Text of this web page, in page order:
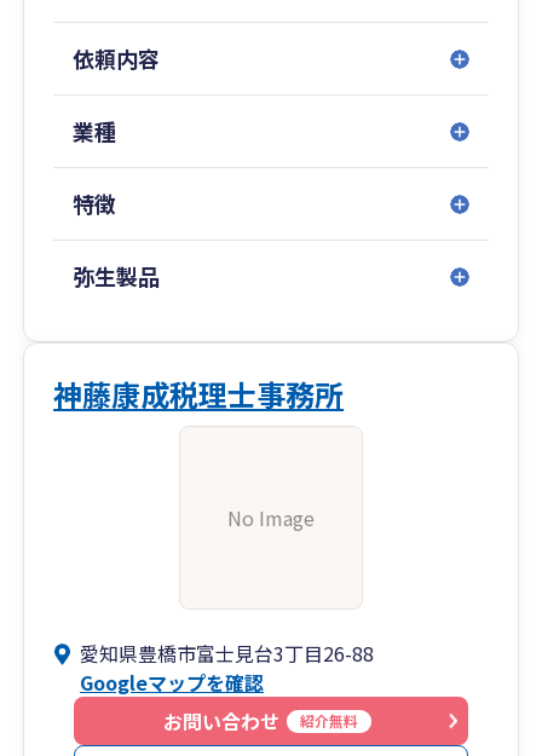
依頼内容
業種
特徴
弥生製品
神藤康成税理士事務所
No Image
愛知県豊橋市富士見台3丁目26-88
Googleマップを確認
お問い合わせ
紹介無料